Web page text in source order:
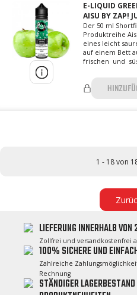
E-LIQUID
AISU BY ZAP!
Der 50 ml
Produktreihe
eines leicht
auf einem Bett
frischen und
1 - 18 von
LIEFERUNG INNERHALB
Zollfrei und versandkostenfrei
100% SICHERE UND
Zahlreiche
Rechnung
STÄNDIGER